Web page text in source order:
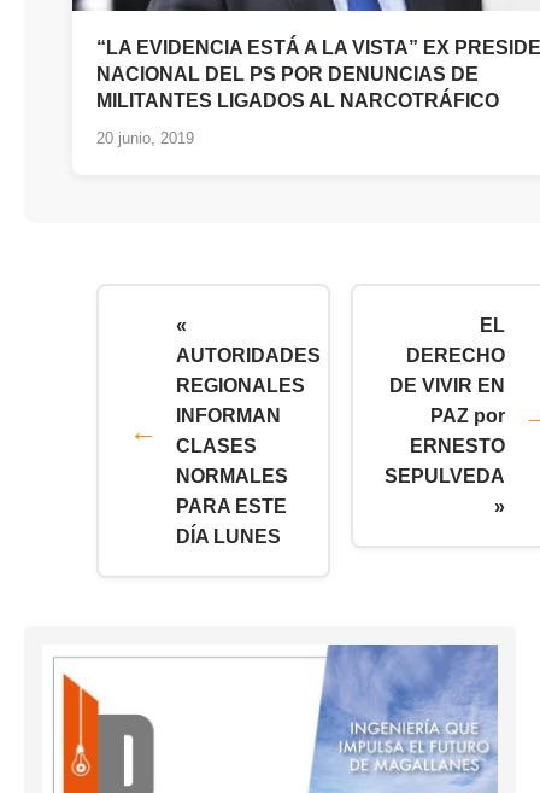
“LA EVIDENCIA ESTÁ A LA VISTA” EX
NACIONAL DEL PS POR DENUNCIAS DE
MILITANTES LIGADOS AL NARCOTRÁFICO
20 junio, 2019
«
AUTORIDADES
REGIONALES
INFORMAN
CLASES
NORMALES
PARA ESTE
DÍA LUNES
EL
DERECHO
DE VIVIR EN
PAZ por
ERNESTO
SEPULVEDA
»